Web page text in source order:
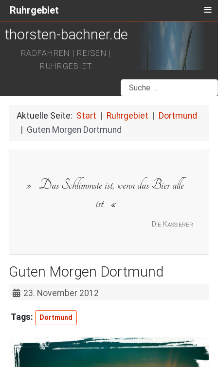
thorsten-bachner.de
RADFAHREN | REISEN |
RUHRGEBIET
Suchen
Aktuelle Seite: Start Ruhrgebiet
Dortmund
Guten Morgen Dortmund
Die Kassierer
Das Schlimmste ist, wenn das Bier alle
ist
Guten Morgen Dortmund
23. November 2012
Dortmund
Ruhrgebiet ≡